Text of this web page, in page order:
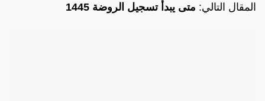
المقال التالي: متى يبدأ تسجيل الروضة 1445